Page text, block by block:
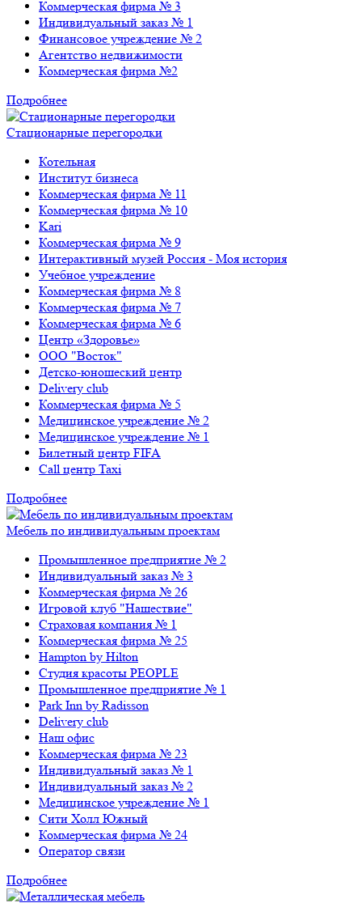
Коммерческая фирма № 3
Индивидуальный заказ № 1
Финансовое учреждение № 2
Агентство недвижимости
Коммерческая фирма №2
Подробнее
Стационарные перегородки
Котельная
Институт бизнеса
Коммерческая фирма № 11
Коммерческая фирма № 10
Kari
Коммерческая фирма № 9
Интерактивный музей Россия - Моя история
Учебное учреждение
Коммерческая фирма № 8
Коммерческая фирма № 7
Коммерческая фирма № 6
Центр «Здоровье»
ООО "Восток"
Детско-юношеский центр
Delivery club
Коммерческая фирма № 5
Медицинское учреждение № 2
Медицинское учреждение № 1
Билетный центр FIFA
Call центр Taxi
Подробнее
Мебель по индивидуальным проектам
Промышленное предприятие № 2
Индивидуальный заказ № 3
Коммерческая фирма № 26
Игровой клуб "Нашествие"
Страховая компания № 1
Коммерческая фирма № 25
Hampton by Hilton
Студия красоты PEOPLE
Промышленное предприятие № 1
Park Inn by Radisson
Delivery club
Наш офис
Коммерческая фирма № 23
Индивидуальный заказ № 1
Индивидуальный заказ № 2
Медицинское учреждение № 1
Сити Холл Южный
Коммерческая фирма № 24
Оператор связи
Подробнее